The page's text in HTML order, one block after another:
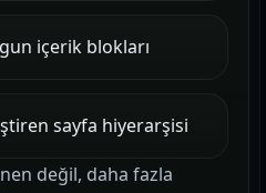
içerik blokları
sayfa hiyerarşisi
değil, daha fazla